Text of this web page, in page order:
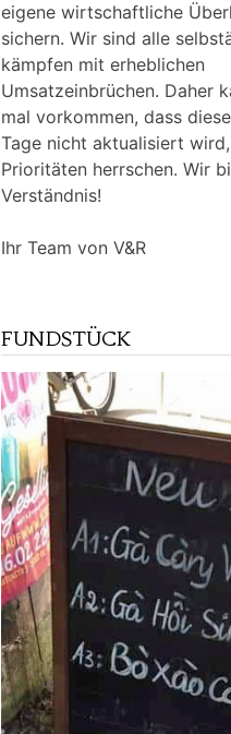
eigene wirtschaftliche
sichern. Wir sind alle
kämpfen mit erheblichen
Umsatzeinbrüchen. Daher
mal vorkommen, dass
Tage nicht aktualisiert
Prioritäten herrschen. Wir
Verständnis!
Ihr Team von V&R
FUNDSTÜCK